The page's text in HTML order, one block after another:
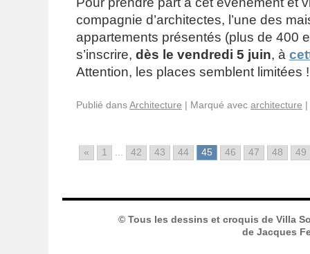
compagnie d’architectes, l’une des
appartements présentés (plus de 400
s’inscrire, dès le vendredi 5 juin, à
Attention, les places semblent limitées !
Publié dansArchitecture | Marqué avec architecture |
« 1 42 43 44 45 46 47 48 49
© Tous les dessins et croquis de Villa
de Jacques